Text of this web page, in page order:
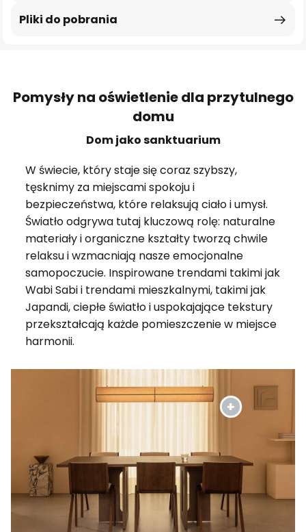
Pliki do pobrania
Pomysły na oświetlenie dla przytulnego
domu
Dom jako sanktuarium
W świecie, który staje się coraz szybszy,
tęsknimy za miejscami spokoju i
bezpieczeństwa, które relaksują ciało i umysł.
Światło odgrywa tutaj kluczową rolę: naturalne
materiały i organiczne kształty tworzą chwile
relaksu i wzmacniają nasze emocjonalne
samopoczucie. Inspirowane trendami takimi jak
Wabi Sabi i trendami mieszkalnymi, takimi jak
Japandi, ciepłe światło i uspokajające tekstury
przekształcają każde pomieszczenie w miejsce
harmonii.